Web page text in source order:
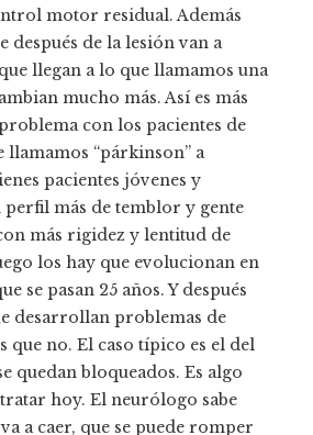
motor residual. Además
después de la lesión van a
llegan a lo que llamamos una
mucho más. Así es más
con los pacientes de
llamamos “párkinson” a
pacientes jóvenes y
más de temblor y gente
más rigidez y lentitud de
los hay que evolucionan en
se pasan 25 años. Y después
desarrollan problemas de
no. El caso típico es el del
quedan bloqueados. Es algo
hoy. El neurólogo sabe
a caer, que se puede romper